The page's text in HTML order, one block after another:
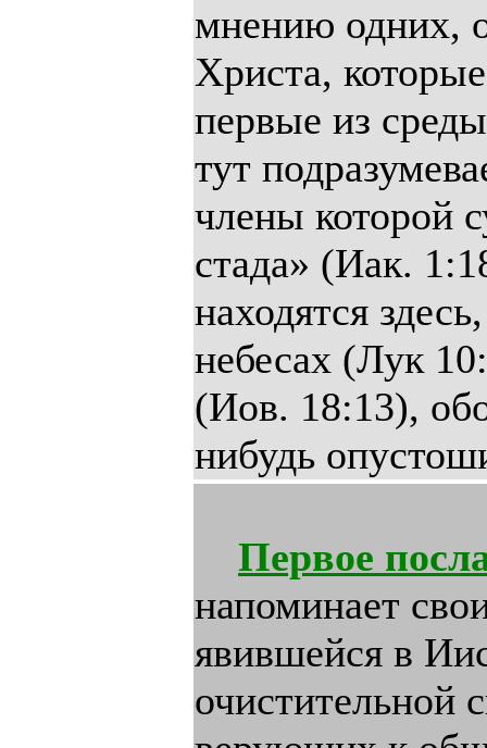
мнению одних,
Христа,
первые из
тут
члены которой
стада» (Иак.
находятся
небесах (Лук
(Иов. 18:13),
нибудь
Первое
напоминает
явившейся в
очистительной